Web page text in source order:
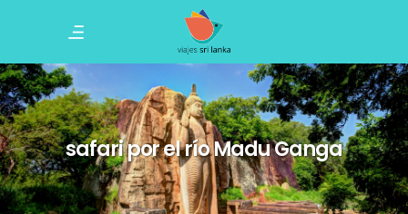
safari por el río Madu Ganga